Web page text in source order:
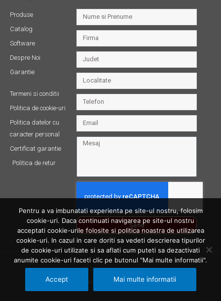
Produse
Catalog
Software
Despre Noi
Garantie
Termeni si conditii
Politica de cookie-uri
Politica datelor cu
caracter personal
Certificat garantie
Politica de retur
Send
© All rights reserved
Made with ❤ by Productive Bit
Pentru a va imbunatati experienta pe site-ul nostru, folosim
cookie-uri. Daca continuati navigarea pe site-ul nostru
acceptati cookie-urile folosite si politica noastra de utilizarea
cookie-uri. In cazul in care doriti sa vedeti descrierea tipurilor
de cookie-uri utilizate si sa aflati cum puteti sa dezactivati
anumite cookie-uri faceti clic pe butonul "Mai multe informatii".
Accept Mai multe informatii